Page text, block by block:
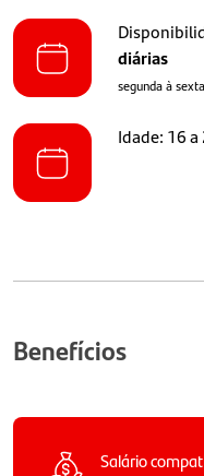
diárias
segunda à
Idade: 16
Benefícios
Salário